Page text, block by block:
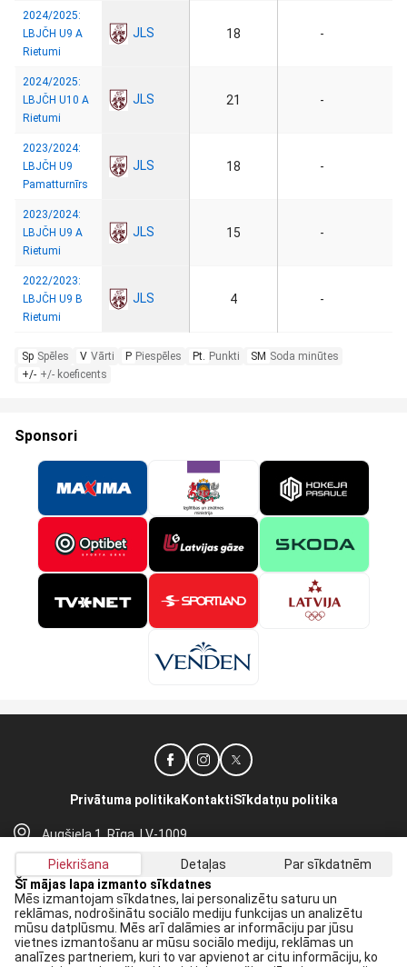
2024/2025:
LBJČH U9 A
Rietumi
JLS 18 -
2024/2025:
LBJČH U10 A
Rietumi
JLS 21 -
2023/2024:
LBJČH U9
Pamatturnīrs
JLS 18 -
2023/2024:
LBJČH U9 A
Rietumi
JLS 15 -
2022/2023:
LBJČH U9 B
Rietumi
JLS 4 -
Sp Spēles V Vārti P Piespēles Pt. Punkti SM Soda minūtes
+/- +/- koeficents
Sponsori
Augšiela 1, Rīga, LV-1009
lhf@lhf.lv
+371 67565614
Privātuma politika KontaktiSīkdatņu politika
Saņem jaunākās ziņas savā E-pastā:
Pieteikties
Piekrišana Detaļas
Par sīkdatnēm
Šī mājas lapa izmanto sīkdatnes
Mēs izmantojam sīkdatnes, lai personalizētu saturu un
reklāmas, nodrošinātu sociālo mediju funkcijas un analizētu
mūsu datplūsmu. Mēs arī dalāmies ar informāciju par jūsu
vietnes izmantošanu ar mūsu sociālo mediju, reklāmas un
analīzes partneriem, kuri to var apvienot ar citu informāciju, ko